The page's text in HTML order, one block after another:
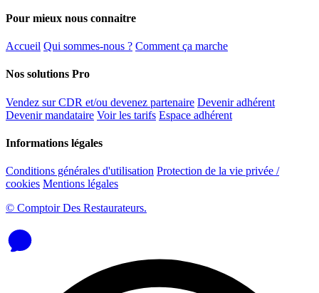
Pour mieux nous connaitre
Accueil Qui sommes-nous ? Comment ça marche
Nos solutions Pro
Vendez sur CDR et/ou devenez partenaire Devenir adhérent
Devenir mandataire Voir les tarifs Espace adhérent
Informations légales
Conditions générales d'utilisation Protection de la vie privée /
cookies Mentions légales
© Comptoir Des Restaurateurs.